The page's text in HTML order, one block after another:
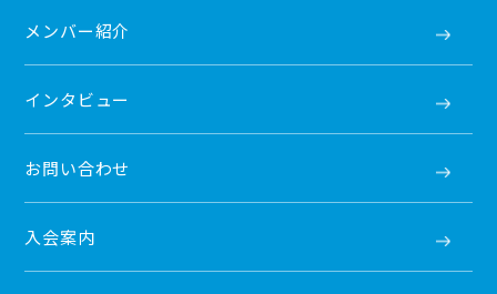
メンバー紹介
インタビュー
お問い合わせ
入会案内